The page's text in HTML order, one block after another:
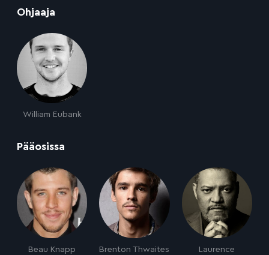
Ohjaaja
William Eubank
Pääosissa
Beau Knapp Brenton Thwaites
Laurence